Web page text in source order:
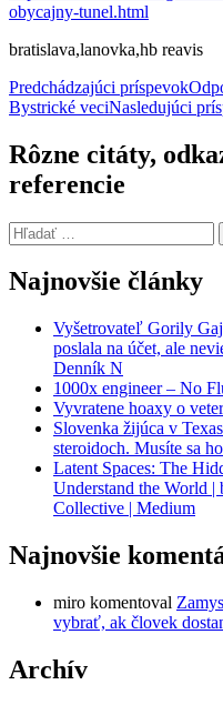
obycajny-tunel.html
bratislava,lanovka,hb reavis
Navigácia
článkami
Predchádzajúci príspevok
Bystrické veciNasledujúci
Rôzne citáty,
referencie
Hľadať:
Najnovšie články
Vyšetrovateľ Gorily
poslala na účet, ale
Denník N
1000x engineer – No
Vyvratene hoaxy o
Slovenka žijúca v
steroidoch. Musíte sa
Latent Spaces: The
Understand the World |
Collective | Medium
Najnovšie
miro komentoval
vybrať, ak človek
Archív